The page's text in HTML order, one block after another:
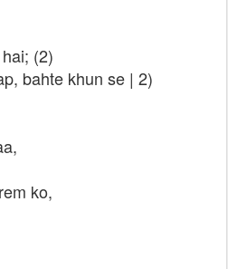
(2)
bahte khun se | 2)
ko,